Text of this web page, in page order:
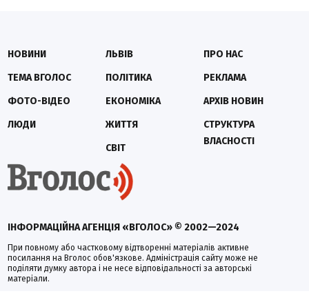
ІНФОРМАЦІЙНА АГЕНЦІЯ «ВГОЛОС» © 2002—2024
При повному або частковому відтворенні матеріалів активне
посилання на Вголос обов'язкове. Адміністрація сайту може не
поділяти думку автора і не несе відповідальності за авторські
матеріали.
НОВИНИ
ТЕМА ВГОЛОС
ФОТО-ВІДЕО
ЛЮДИ
ЛЬВІВ
ПОЛІТИКА
ЕКОНОМІКА
ЖИТТЯ
СВІТ
ПРО НАС
РЕКЛАМА
АРХІВ НОВИН
СТРУКТУРА
ВЛАСНОСТІ